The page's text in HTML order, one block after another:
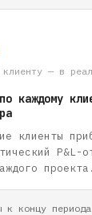
— в
каждому
клиенты
P&L-
проекта.
к концу периода